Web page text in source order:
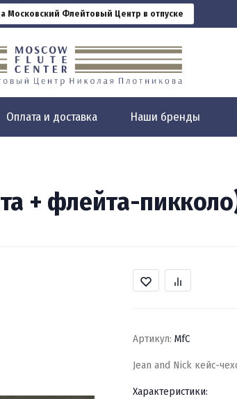
Московский Флейтовый Центр в отпуске
Оплата и доставка Наши бренды
+ флейта-
Артикул: MfC
Jean and Nick кейс-
Характеристики: